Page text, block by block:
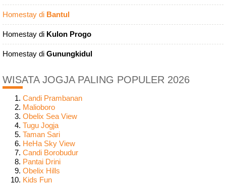
Homestay di Bantul
Homestay di Kulon Progo
Homestay di Gunungkidul
WISATA JOGJA PALING POPULER 2026
Candi Prambanan
Malioboro
Obelix Sea View
Tugu Jogja
Taman Sari
HeHa Sky View
Candi Borobudur
Pantai Drini
Obelix Hills
Kids Fun